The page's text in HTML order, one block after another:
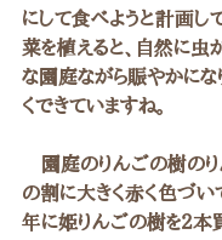
にして食べようと計画し
菜を植えると、自然に虫
な園庭ながら賑やかにな
くできていますね。
園庭のりんごの樹のり
の割に大きく赤く色づい
年に姫りんごの樹を２本